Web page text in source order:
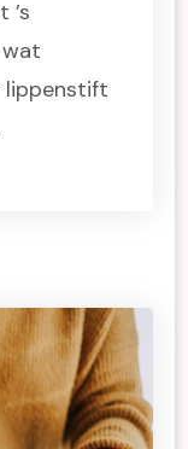
’s
lippenstift